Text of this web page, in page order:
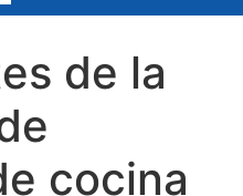
de la
cocina